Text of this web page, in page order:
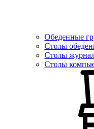
Обеденные
Столы
Столы
Столы